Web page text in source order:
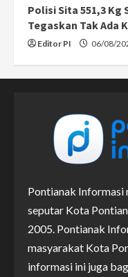
Polisi Sita 551,3 Kg
Tegaskan Tak Ada
Editor PI 06/08/
Pontianak
seputar Kota
2005. Pontianak
masyarakat Kota
informasi ini juga